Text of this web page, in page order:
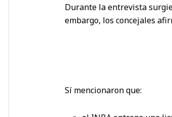
Durante la entrevista
embargo, los concejales
Sí mencionaron que: